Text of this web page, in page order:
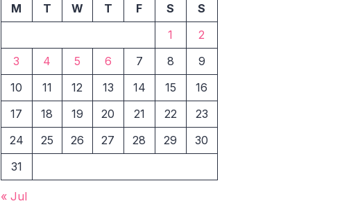
M T W T F S
S
1
2
3
4 5 6 7 8
9
10
11 12 13 14 15
16
17
18 19 20 21 22
23
24
25 26 27 28 29
30
31
« Jul